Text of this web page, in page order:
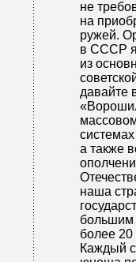
не
на
ружей.
в СССР
из
давайте
а также
наша
более 20
Каждый